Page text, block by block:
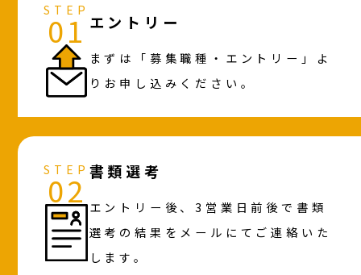
STEP
01 エントリー
まずは「募集職種・エントリー」よ
りお申し込みください。
STEP
02 書類選考
エントリー後、3営業日前後で書類
選考の結果をメールにてご連絡いた
します。